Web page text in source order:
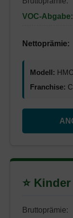
VOC-Abgabe:
Nettoprämie:
Modell:
Franchise:
⭐ Kinder
Bruttoprämie: